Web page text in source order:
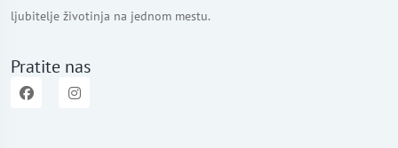
ljubitelje životinja na jednom mestu.
Pratite nas